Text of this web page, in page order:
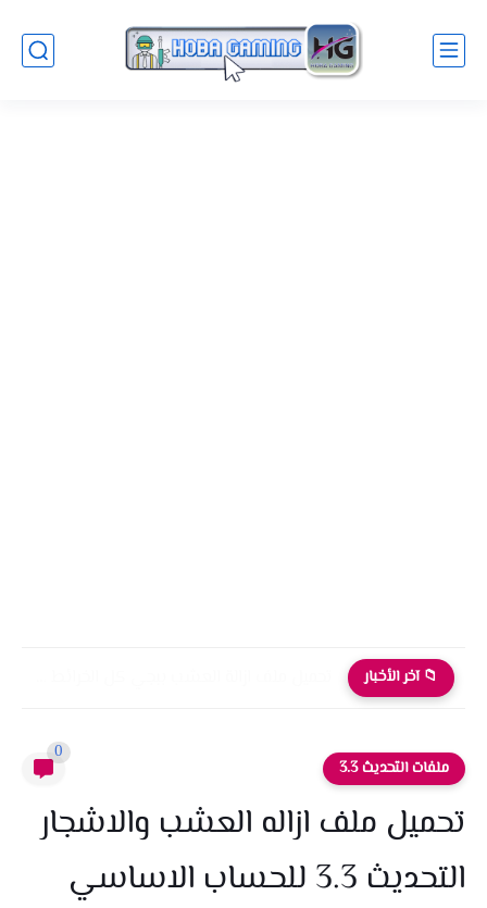
📁 آخر الأخبار
ملفات التحديث 3.3
0
تحميل ملف ازاله العشب والاشجار
التحديث 3.3 للحساب الاساسي